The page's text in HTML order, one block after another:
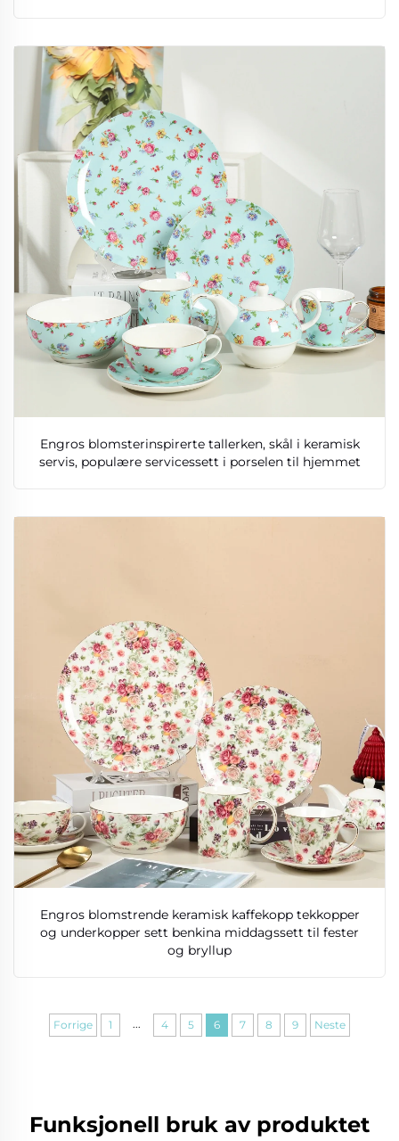
Engros blomsterinspirerte tallerken, skål i keramisk
servis, populære servicessett i porselen til hjemmet
Engros blomstrende keramisk kaffekopp tekkopper
og underkopper sett benkina middagssett til fester
og bryllup
Forrige 1 ... 4 5 6 7 8 9 Neste
Funksjonell bruk av produktet